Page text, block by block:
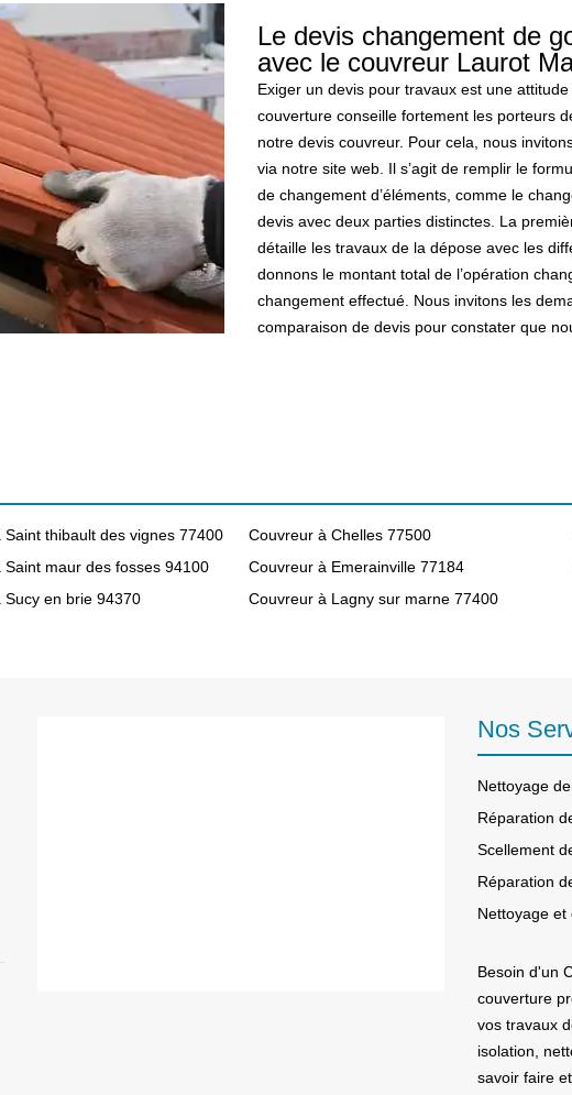
Le devis changement de
avec le couvreur Laurot
Exiger un devis pour travaux est une
couverture conseille fortement les porteurs
notre devis couvreur. Pour cela, nous
via notre site web. Il s’agit de remplir le
de changement d’éléments, comme le
devis avec deux parties distinctes. La
détaille les travaux de la dépose avec les
donnons le montant total de l’opération
changement effectué. Nous invitons les
comparaison de devis pour constater que
Saint thibault des vignes 77400
Saint maur des fosses 94100
Sucy en brie 94370
Couvreur à Chelles 77500
Couvreur à Emerainville 77184
Couvreur à Lagny sur marne 77400
Nos
Nettoyage
Réparation
Scellement
Réparation
Nettoyage et
Besoin d'un
couverture
vos travaux
isolation,
savoir faire